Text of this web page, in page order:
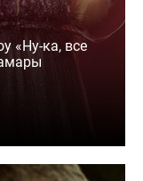
«Ну-ка, все